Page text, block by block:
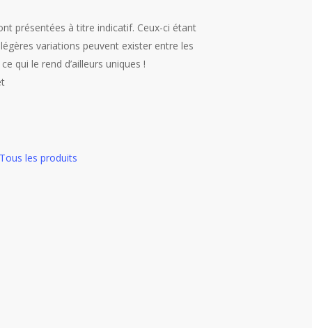
présentées à titre indicatif. Ceux-ci étant
variations peuvent exister entre les
qui le rend d’ailleurs uniques !
Tous les produits